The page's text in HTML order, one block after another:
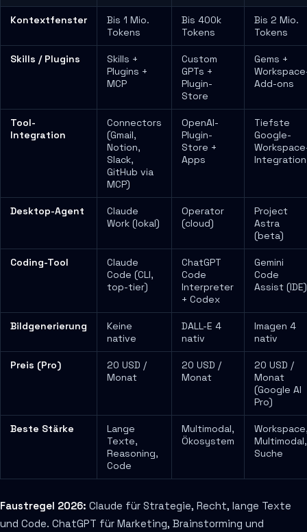
Kontextfenster
Bis 1 Mio.
Tokens
Bis 400k
Tokens
Bis 2 Mio.
Tokens
Skills / Plugins
Skills +
Plugins +
MCP
Custom
GPTs +
Plugin-
Store
Gems +
Add-ons
Tool-
Integration
Connectors
(Gmail,
Notion,
Slack,
GitHub via
MCP)
OpenAI-
Plugin-
Store +
Apps
Tiefste
Google-
Integration
Desktop-Agent
Claude
Work (lokal)
Operator
(cloud)
Project
Astra
(beta)
Coding-Tool
Claude
Code (CLI,
top-tier)
ChatGPT
Code
Interpreter
+ Codex
Gemini
Code
Assist (IDE)
Bildgenerierung
Keine
native
DALL-E 4
nativ
Imagen 4
nativ
Preis (Pro)
20 USD /
Monat
20 USD /
Monat
20 USD /
Monat
(Google AI
Pro)
Beste Stärke
Lange
Texte,
Reasoning,
Code
Multimodal,
Ökosystem
Multimodal,
Suche
Faustregel 2026: Claude für Strategie, Recht, lange Texte
und Code. ChatGPT für Marketing, Brainstorming und